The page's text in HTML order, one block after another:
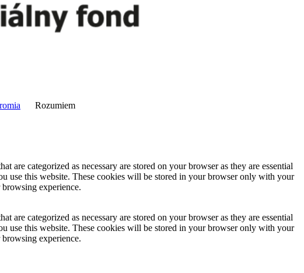
Rozumiem
categorized as necessary are stored on your browser as they are essential
use this website. These cookies will be stored in your browser only with your
experience.
categorized as necessary are stored on your browser as they are essential
use this website. These cookies will be stored in your browser only with your
experience.